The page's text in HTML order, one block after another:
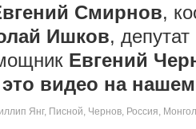
Смирнов,
Ишков,
Евгений
видео на
Янг, Писной, Чернов, Россия,